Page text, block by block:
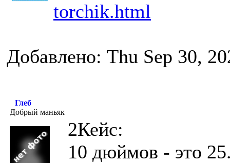
torchik.html
Добавлено: Thu Sep 30,
Глеб
Добрый маньяк
2Кейс:
10 дюймов - это